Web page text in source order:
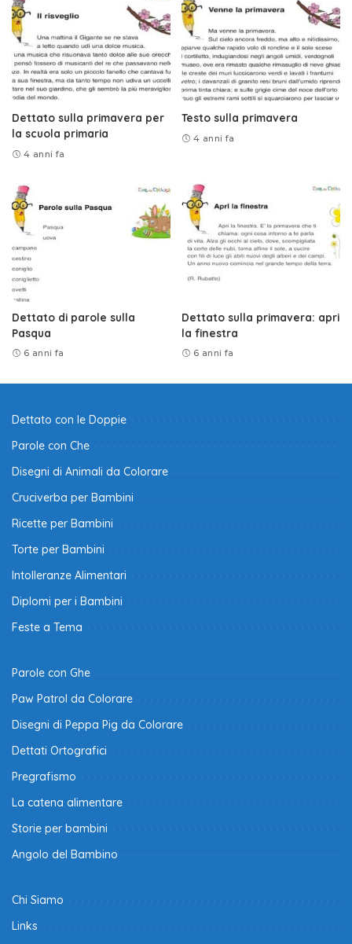
Dettato sulla primavera per
la scuola primaria
4 anni fa
Testo sulla primavera
4 anni fa
Dettato di parole sulla
Pasqua
6 anni fa
Dettato sulla primavera: apri
la finestra
6 anni fa
Dettato con le Doppie
Parole con Che
Disegni di Animali da Colorare
Cruciverba per Bambini
Ricette per Bambini
Torte per Bambini
Intolleranze Alimentari
Diplomi per i Bambini
Feste a Tema
Parole con Ghe
Paw Patrol da Colorare
Disegni di Peppa Pig da Colorare
Dettati Ortografici
Pregrafismo
La catena alimentare
Storie per bambini
Angolo del Bambino
Chi Siamo
Links